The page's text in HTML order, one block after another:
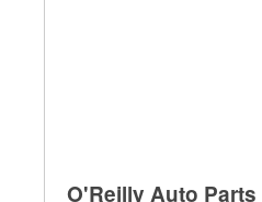
O'Reilly Auto Parts